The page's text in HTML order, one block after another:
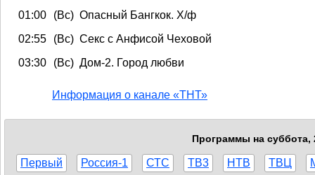
01:00
(Вс) Опасный Бангкок. Х/ф
02:55
(Вс) Секс с Анфисой Чеховой
03:30
(Вс) Дом-2. Город любви
Информация о канале «ТНТ»
Программы на суббота,
Первый Россия-1 СТС ТВ3 НТВ ТВЦ